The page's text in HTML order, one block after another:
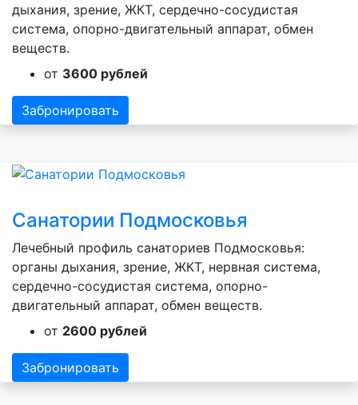
дыхания, зрение, ЖКТ, сердечно-сосудистая
система, опорно-двигательный аппарат, обмен
веществ.
от 3600 рублей
Забронировать
Санатории Подмосковья
Лечебный профиль санаториев Подмосковья:
органы дыхания, зрение, ЖКТ, нервная система,
сердечно-сосудистая система, опорно-
двигательный аппарат, обмен веществ.
от 2600 рублей
Забронировать